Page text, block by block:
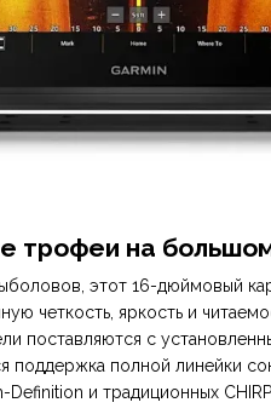
трофеи на
этот 16-дюймовый
четкость, яркость и
поставляются с
поддержка полной линейки
и традиционных